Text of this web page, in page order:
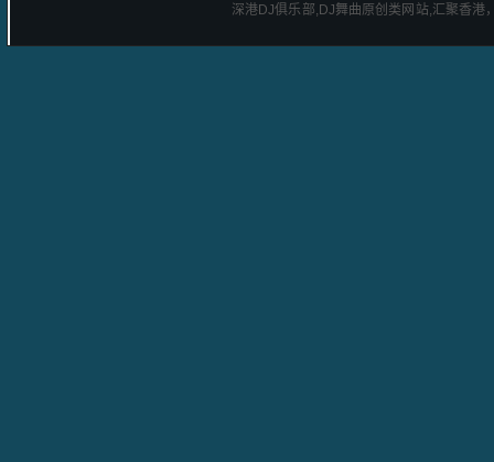
深港DJ俱乐部,DJ舞曲原创类网站,汇聚香港